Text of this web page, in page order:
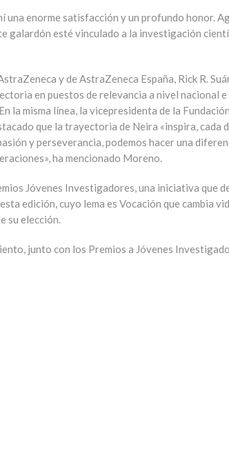
una enorme satisfacción y un profundo honor.
galardón esté vinculado a la investigación
y de AstraZeneca España, Rick R.
en puestos de relevancia a nivel
la misma línea, la vicepresidenta de la
que la trayectoria de Neira «inspira,
y perseverancia, podemos hacer una
ha mencionado Moreno.
Jóvenes Investigadores, una iniciativa que
edición, cuyo lema es Vocación que cambia
su elección.
junto con los Premios a Jóvenes